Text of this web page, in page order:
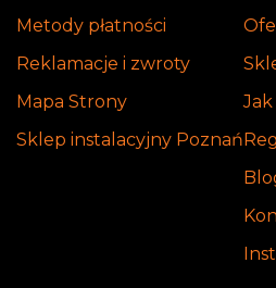
Metody płatności
Reklamacje i zwroty
Mapa Strony
Sklep instalacyjny Poznań